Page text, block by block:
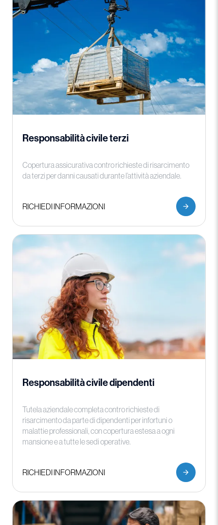
Responsabilità civile terzi
Copertura assicurativa contro richieste di risarcimento
da terzi per danni causati durante l’attività aziendale.
RICHIEDI INFORMAZIONI
Responsabilità civile dipendenti
Tutela aziendale completa contro richieste di
risarcimento da parte di dipendenti per infortuni o
malattie professionali, con copertura estesa a ogni
mansione e a tutte le sedi operative.
RICHIEDI INFORMAZIONI